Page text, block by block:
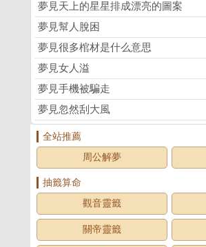
夢見天上的星星排成漂亮的圖案
夢見幫人脫困
夢見很多棺材是什么意思
夢見女人溢
夢見手機被騙走
夢見忽然刮大風
全站推薦
周公解夢
抽籤算命
觀音靈籤
關帝靈籤